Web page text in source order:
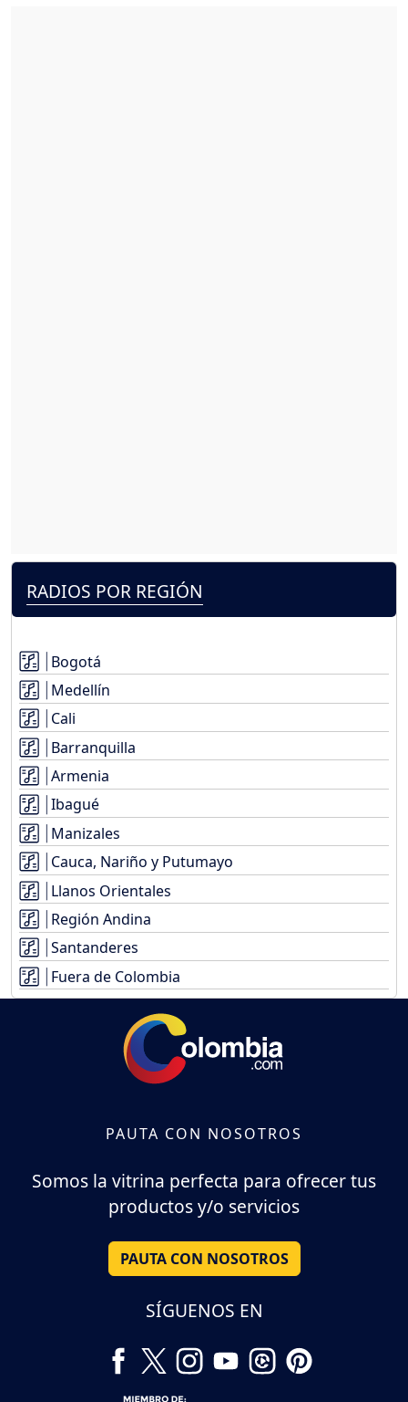
RADIOS POR REGIÓN
Bogotá
Medellín
Cali
Barranquilla
Armenia
Ibagué
Manizales
Cauca, Nariño y Putumayo
Llanos Orientales
Región Andina
Santanderes
Fuera de Colombia
PAUTA CON NOSOTROS
Somos la vitrina perfecta para ofrecer tus
productos y/o servicios
PAUTA CON NOSOTROS
SÍGUENOS EN